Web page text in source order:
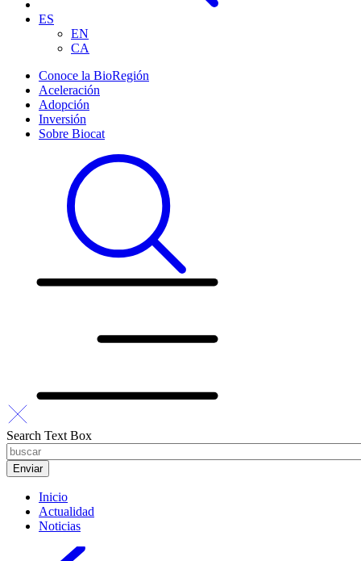
ES
EN
CA
Conoce la BioRegión
Aceleración
Adopción
Inversión
Sobre Biocat
Search Text Box
Inicio
Actualidad
Noticias